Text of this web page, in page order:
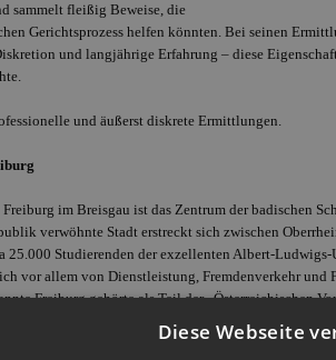
sammelt fleißig Beweise, die
Gerichtsprozess helfen könnten. Bei seinen
und langjährige Erfahrung – diese
und äußerst diskrete Ermittlungen.
im Breisgau ist das Zentrum der badischen
verwöhnte Stadt erstreckt sich zwischen
Studierenden der exzellenten Albert-
vor allem von Dienstleistung, Fremdenverkehr und
Freiburg gehörte als Teil der „Österreichischen
In der zum Teil noch erhaltenen
das Freiburger Münster, 116 Meter hoch auf.
Diese Webseite